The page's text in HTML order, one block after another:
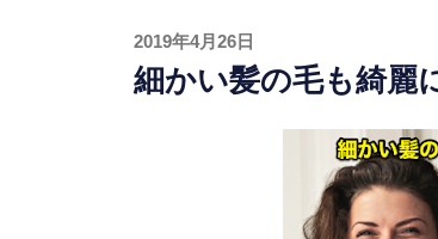
投
日:
2019年4月26日
細かい髪の毛も綺麗